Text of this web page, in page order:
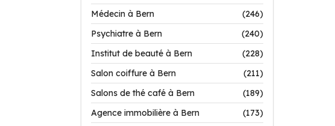
Médecin à Bern
(246)
Psychiatre à Bern
(240)
Institut de beauté à Bern
(228)
Salon coiffure à Bern
(211)
Salons de thé café à Bern
(189)
Agence immobilière à Bern
(173)